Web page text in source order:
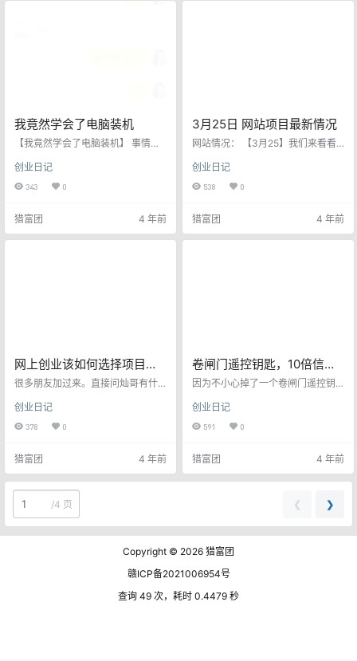
我竟然学会了电脑装机
【我竟然学会了电脑装机】 事情大
坏了，他不要了。我拿过来准备修
一修，当着备用机。拿到电脑店里
然后又给她装上了一个，gts450显
卡。但是我发现电源只有250瓦。又
创业日记
343 0
猎富团 4 年前
3月25日 网站项目最新情况
网站情况： 【3月25】我们来看看
的几个途径： ​①卖VIP会员 ​②卖广
告位 ​③卖友情链接 ​④软文发布 ​
以上卖10万+) ​欢迎沟通阿灿微信 29
1443569 闲鱼项目情况： 想要挣
创业日记
538 0
猎富团 4 年前
网上创业该如何选择项目？
有什么好的建议！
很多朋友加过来。直接问灿哥有什
项目可以做。该如何赚钱？ 其实这
种话题就是很笼统的。网上创业最
台。如果平台规则一旦改变，你就
万劫不复。 在我看来做项目肯定要
选择相对长期的。这就是我为什么
选择网站作为一个主要项目之一。
就是因为网站是一个很有积累性的
项目。而且可控制比较强，虽然有
可能偶尔被百度降权。但是搜索引
创业日记
378 0
猎富团 4 年前
卷闸门遥控钥匙，10倍信息
差生意。
因为不小心掉了一个卷闸门遥控钥
老板重新配一个，以前也配过要40
元一个，我也不懂行情，以为这个
搜索卷闸门遥控钥匙，我的怪乖，
原来复制一个卷闸门遥控钥匙，就
是小学一年级水平即可完成，成本
低到只要3.68元一个，老板竟然要
收我40，利润10多倍，成本几乎忽
略不计，真他妈狠！啊！ 实体店太
狠了，难怪大家去网上买东西…
创业日记
591 0
猎富团 4 年前
/4 页 ❮ ❯
Copyright © 2026 猎富团
赣ICP备2021006954号
查询 49 次，耗时 0.4479 秒